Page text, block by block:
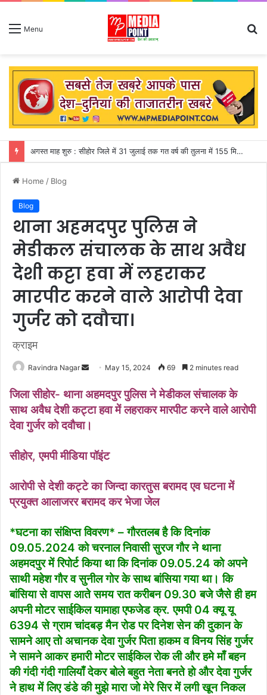
Menu
जापान : शक्तिशाली भूकंप से शॉपिंग मॉल की दूसरी मंजिल ढही, मकवे में फंसे 50 से अधिक लोग
Home / Blog
Blog
थाना अहमदपुर पुलिस ने
मेडीकल संचालक के साथ अवैध
देशी कट्टा हवा में लहराकर
मारपीट करने वाले आरोपी देवा
गुर्जर को दवौचा।
क्राइम
Ravindra Nagar
n
d
a
e
a
i
May 15, 2024 69 2 minutes read
जिला सीहोर- थाना अहमदपुर पुलिस ने मेडीकल संचालक के
साथ अवैध देशी कट्टा हवा में लहराकर मारपीट करने वाले आरोपी
देवा गुर्जर को दवौचा।
सीहोर, एमपी मीडिया पॉइंट
आरोपी से देशी कट्टे का जिन्दा कारतुस बरामद एव घटना में
प्रयुक्त आलाजरर बरामद कर भेजा जेल
*घटना का संक्षिप्त विवरण* – गौरतलब है कि दिनांक
09.05.2024 को चरनाल निवासी सुरज गौर ने थाना
अहमदपुर में रिपोर्ट किया था कि दिनांक 09.05.24 को अपने
साथी महेश गौर व सुनील गोर के साथ बांसिया गया था। कि
बांसिया से वापस आते समय रात करीबन 09.30 बजे जैसे ही हम
अपनी मोटर साईकिल यामाहा एफजेड क्र. एमपी 04 क्यू यू
6394 से ग्राम चांदबड़ मैन रोड पर दिनेश सेन की दुकान के
सामने आए तो अचानक देवा गुर्जर पिता हाकम व विनय सिंह गुर्जर
ने सामने आकर हमारी मोटर साईकिल रोक ली और हमे माँ बहन
की गंदी गंदी गालियाँ देकर बोले बहुत नेता बनते हो और देवा गुर्जर
ने हाथ में लिए डंडे की मुझे मारा जो मेरे सिर में लगी खून निकल